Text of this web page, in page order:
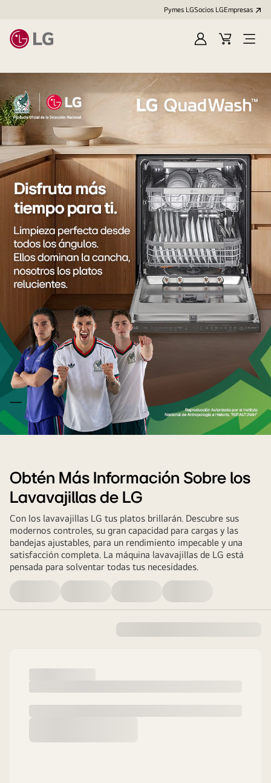
Pymes LGSocios LGEmpresas
IniciarCarritoOpen
tiempo
paraObtén Más Información Sobre los
Lavavajillas de LG
Con los lavavajillas LG tus platos brillarán. Descubre sus
modernos controles, su gran capacidad para cargas y las
bandejas ajustables, para un rendimiento impecable y una
satisfacción completa. La máquina lavavajillas de LG está
pensada para solventar todas tus necesidades.